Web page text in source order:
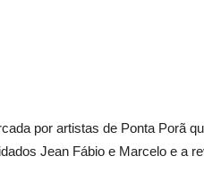
por artistas de Ponta Porã
Jean Fábio e Marcelo e a